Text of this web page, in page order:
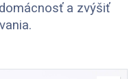
a zvýšiť